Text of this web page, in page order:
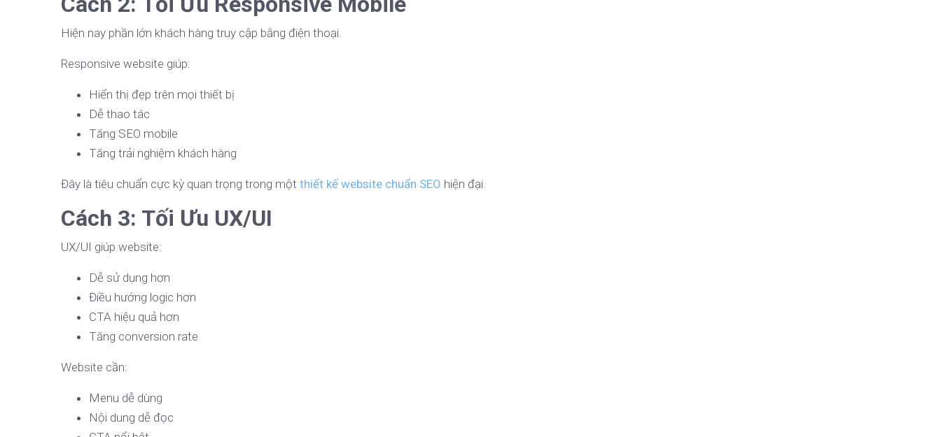
Hiện nay phần lớn khách hàng truy cập bằng điện thoại.
Responsive website giúp:
Hiển thị đẹp trên mọi thiết bị
Dễ thao tác
Tăng SEO mobile
Tăng trải nghiệm khách hàng
Đây là tiêu chuẩn cực kỳ quan trọng trong một thiết kế website chuẩn SEO hiện đại.
Cách 3: Tối Ưu UX/UI
UX/UI giúp website:
Dễ sử dụng hơn
Điều hướng logic hơn
CTA hiệu quả hơn
Tăng conversion rate
Website cần:
Menu dễ dùng
Nội dung dễ đọc